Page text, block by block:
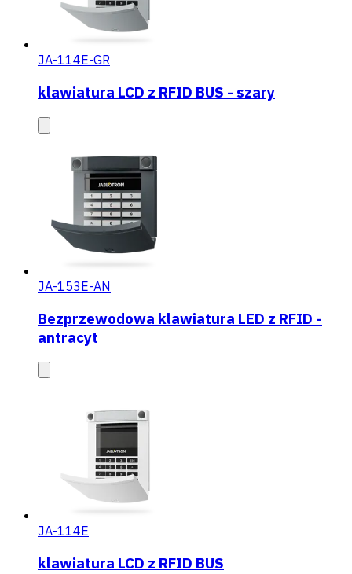
JA-114E-GR
klawiatura LCD z RFID BUS - szary
JA-153E-AN
Bezprzewodowa klawiatura LED z RFID -
antracyt
JA-114E
klawiatura LCD z RFID BUS